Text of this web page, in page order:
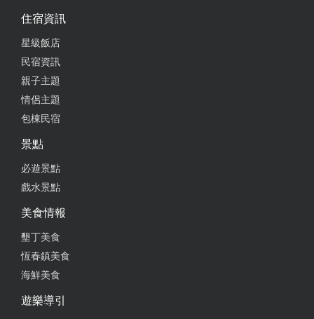
住宿資訊
星級飯店
民宿資訊
親子主題
情侶主題
包棟民宿
景點
必遊景點
戲水景點
美食情報
墾丁美食
恆春鎮美食
海鮮美食
遊樂導引